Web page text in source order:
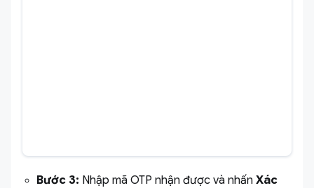
Bước 3: Nhập mã OTP nhận được và nhấn Xác